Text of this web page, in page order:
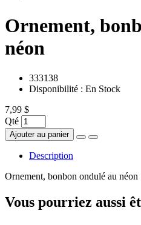
Ornement,
néon
333138
Disponibilité : En Stock
7,99 $
Qté
Ajouter au panier
Description
Ornement, bonbon ondulé au néon
Vous pourriez aussi